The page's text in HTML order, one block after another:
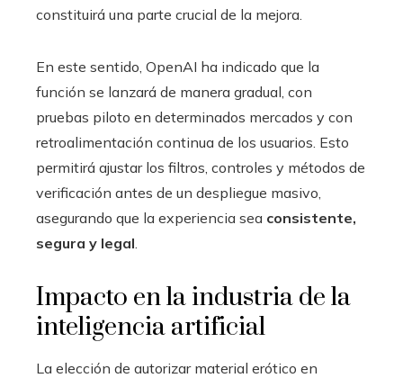
constituirá una parte crucial de la mejora.
En este sentido, OpenAI ha indicado que la
función se lanzará de manera gradual, con
pruebas piloto en determinados mercados y con
retroalimentación continua de los usuarios. Esto
permitirá ajustar los filtros, controles y métodos de
verificación antes de un despliegue masivo,
asegurando que la experiencia sea consistente,
segura y legal
Impacto en la industria de la
inteligencia artificial
La elección de autorizar material erótico en